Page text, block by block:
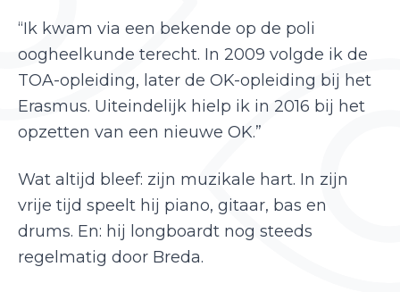
“Ik kwam via een bekende op de poli
oogheelkunde terecht. In 2009 volgde ik de
TOA-opleiding, later de OK-opleiding bij het
Erasmus. Uiteindelijk hielp ik in 2016 bij het
opzetten van een nieuwe OK.”
Wat altijd bleef: zijn muzikale hart. In zijn
vrije tijd speelt hij piano, gitaar, bas en
drums. En: hij longboardt nog steeds
regelmatig door Breda.